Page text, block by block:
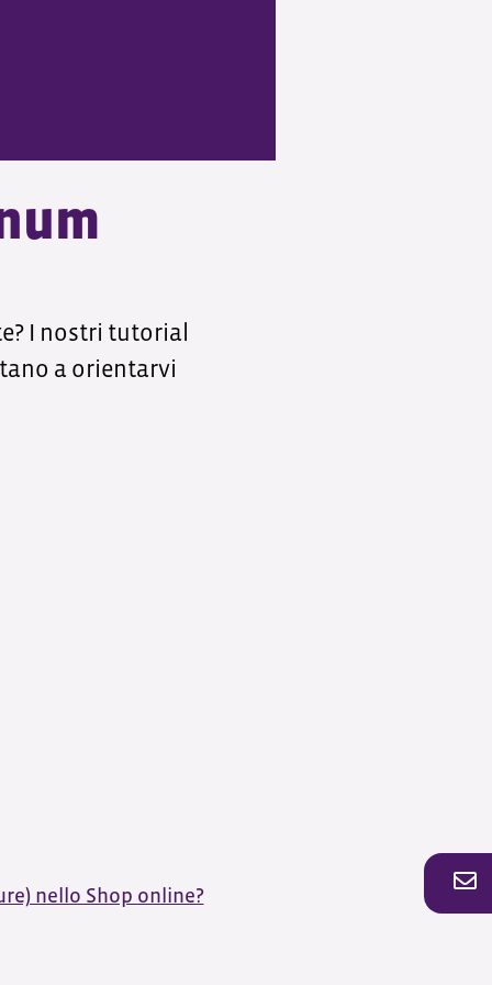
I nostri tutorial
a orientarvi
nello Shop online?